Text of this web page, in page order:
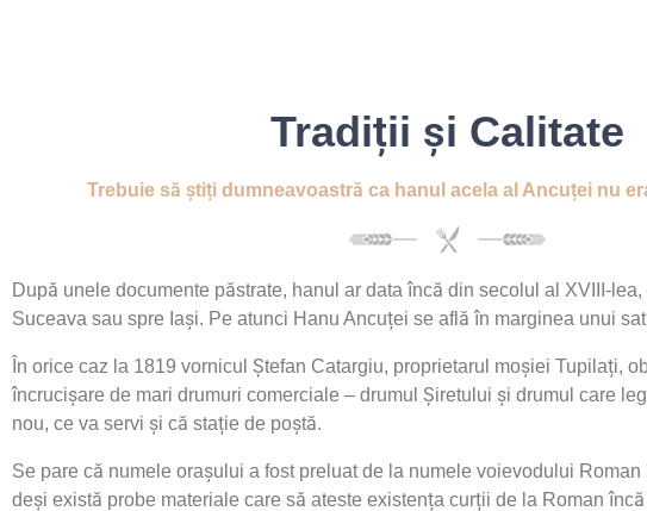
Tradiții și Calitate
Trebuie să știți dumneavoastră ca hanul acela al Ancuței nu
După unele documente păstrate, hanul ar data încă din secolul al XVIII-
Suceava sau spre Iași. Pe atunci Hanu Ancuței se află în marginea unui
În orice caz la 1819 vornicul Ștefan Catargiu, proprietarul moșiei Tupilați,
încrucișare de mari drumuri comerciale – drumul Șiretului și drumul care
nou, ce va servi și că stație de poștă.
Se pare că numele orașului a fost preluat de la numele voievodului
deși există probe materiale care să ateste existența curții de la Roman